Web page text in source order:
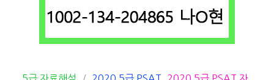
카
5급 자료해석 태
2020 5급 PSAT 2020 5급 PSAT 자